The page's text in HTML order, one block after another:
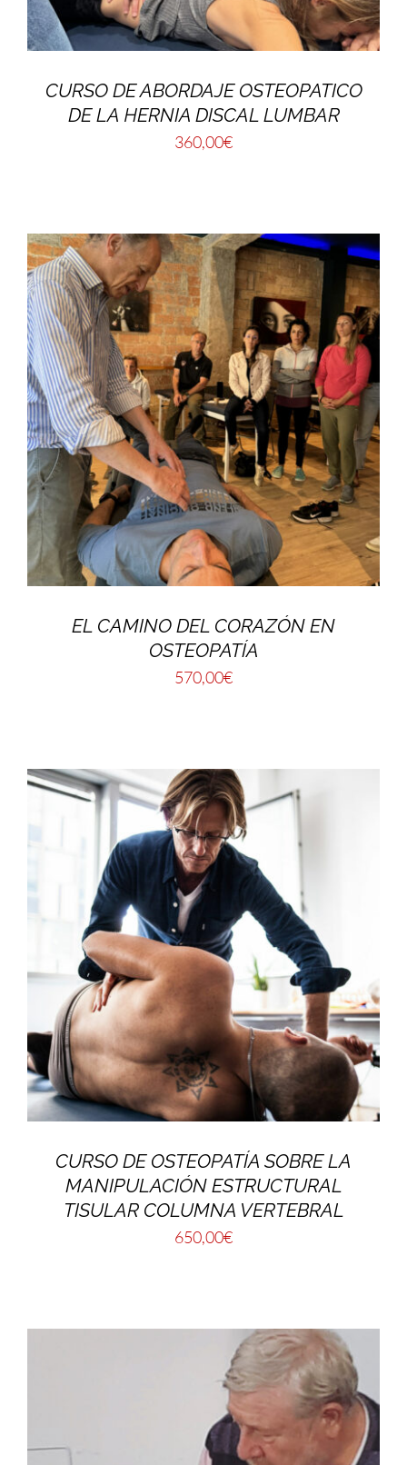
CURSO DE ABORDAJE OSTEOPATICO
DE LA HERNIA DISCAL LUMBAR
360,00€
EL CAMINO DEL CORAZÓN EN
OSTEOPATÍA
570,00€
CURSO DE OSTEOPATÍA SOBRE LA
MANIPULACIÓN ESTRUCTURAL
TISULAR COLUMNA VERTEBRAL
650,00€